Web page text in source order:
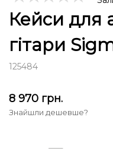
Кейси для
гітари
125484
8 970 грн.
Знайшли дешевше?